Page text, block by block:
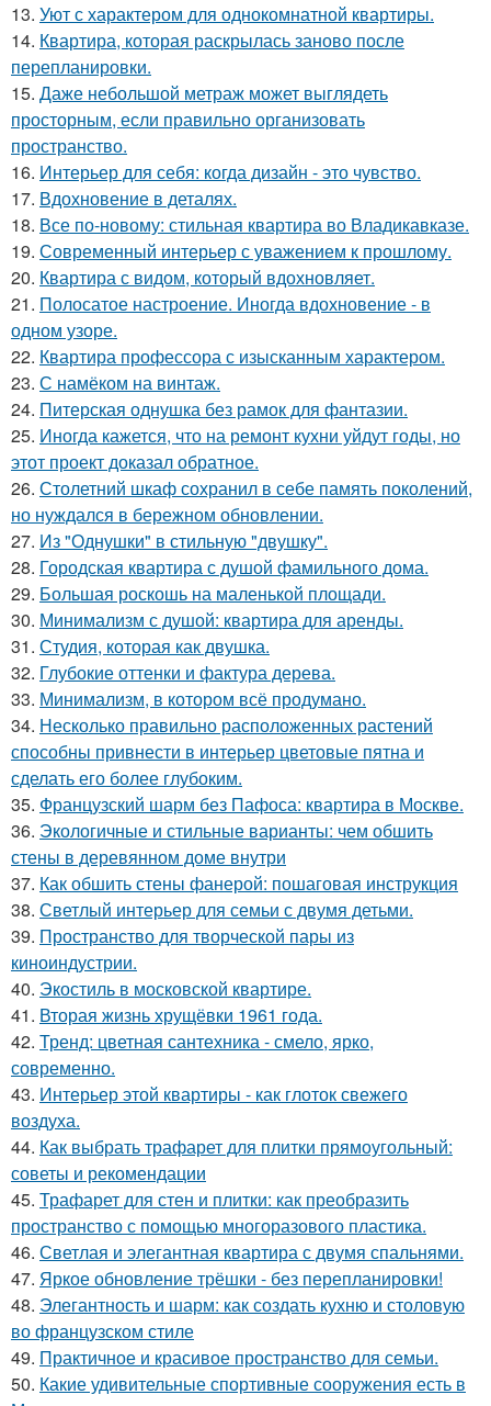
13. Уют с характером для однокомнатной квартиры.
14. Квартира, которая раскрылась заново после
перепланировки.
15. Даже небольшой метраж может выглядеть
просторным, если правильно организовать
пространство.
16. Интерьер для себя: когда дизайн - это чувство.
17. Вдохновение в деталях.
18. Все по-новому: стильная квартира во Владикавказе.
19. Современный интерьер с уважением к прошлому.
20. Квартира с видом, который вдохновляет.
21. Полосатое настроение. Иногда вдохновение - в
одном узоре.
22. Квартира профессора с изысканным характером.
23. С намёком на винтаж.
24. Питерская однушка без рамок для фантазии.
25. Иногда кажется, что на ремонт кухни уйдут годы, но
этот проект доказал обратное.
26. Столетний шкаф сохранил в себе память поколений,
но нуждался в бережном обновлении.
27. Из "Однушки" в стильную "двушку".
28. Городская квартира с душой фамильного дома.
29. Большая роскошь на маленькой площади.
30. Минимализм с душой: квартира для аренды.
31. Студия, которая как двушка.
32. Глубокие оттенки и фактура дерева.
33. Минимализм, в котором всё продумано.
34. Несколько правильно расположенных растений
способны привнести в интерьер цветовые пятна и
сделать его более глубоким.
35. Французский шарм без Пафоса: квартира в Москве.
36. Экологичные и стильные варианты: чем обшить
стены в деревянном доме внутри
37. Как обшить стены фанерой: пошаговая инструкция
38. Светлый интерьер для семьи с двумя детьми.
39. Пространство для творческой пары из
киноиндустрии.
40. Экостиль в московской квартире.
41. Вторая жизнь хрущёвки 1961 года.
42. Тренд: цветная сантехника - смело, ярко,
современно.
43. Интерьер этой квартиры - как глоток свежего
воздуха.
44. Как выбрать трафарет для плитки прямоугольный:
советы и рекомендации
45. Трафарет для стен и плитки: как преобразить
пространство с помощью многоразового пластика.
46. Светлая и элегантная квартира с двумя спальнями.
47. Яркое обновление трёшки - без перепланировки!
48. Элегантность и шарм: как создать кухню и столовую
во французском стиле
49. Практичное и красивое пространство для семьи.
50. Какие удивительные спортивные сооружения есть в